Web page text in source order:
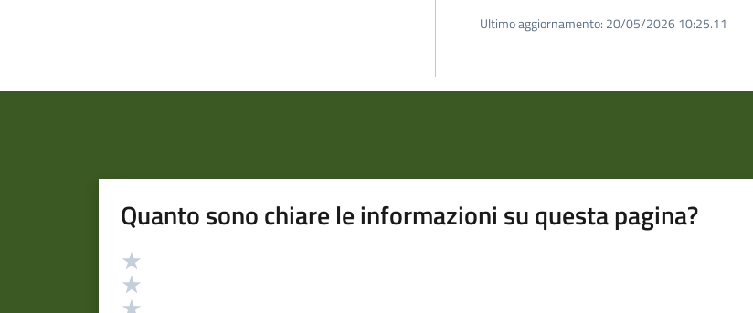
Ultimo aggiornamento: 20/05/2026 10:25.11
Quanto sono chiare le informazioni su questa pagina?
Valutazione